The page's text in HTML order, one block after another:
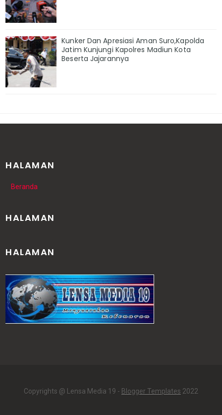
Kunker Dan Apresiasi Aman Suro,Kapolda
Jatim Kunjungi Kapolres Madiun Kota
Beserta Jajarannya
HALAMAN
Beranda
HALAMAN
HALAMAN
Copyrights @ Lensa Media 19 - Blogger Templates 2022